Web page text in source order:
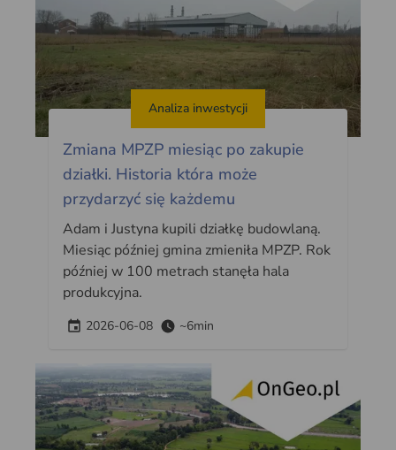
Analiza inwestycji
Zmiana MPZP miesiąc po zakupie
działki. Historia która może
przydarzyć się każdemu
Adam i Justyna kupili działkę budowlaną.
Miesiąc później gmina zmieniła MPZP. Rok
później w 100 metrach stanęła hala
produkcyjna.
2026-06-08 ~6min